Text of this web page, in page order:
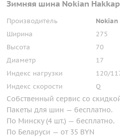
Зимняя шина Nokian
Производитель
Nokian
Ширина
275
Высота
70
Диаметр
17
Индекс нагрузки
120/
Индекс скорости
Q
Собственный сервис со
Пакеты для шин — бесплатно.
По Минску (4 шт.) — бесплатно.
По Беларуси — от 35 BYN